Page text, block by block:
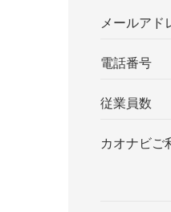
メールアド
電話番号
従業員数
カオナビご